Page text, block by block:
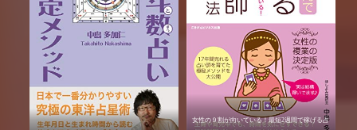
女性の９割が向いている！最短2週間で稼げる占